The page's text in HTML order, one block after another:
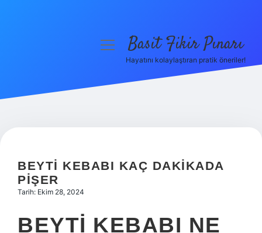
Hakkımızda
menüyüBasit Fikir Pınarı
Hayatını kolaylaştıran pratik öneriler!
BEYTI KEBABI KAÇ DAKIKADA
PIŞER
Tarih: Ekim 28, 2024
BEYTI KEBABI NE